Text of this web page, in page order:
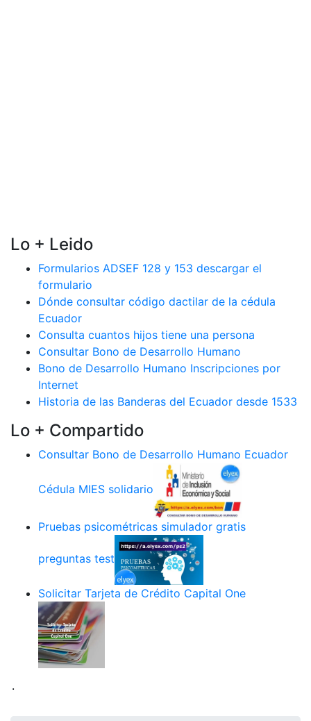
Lo + Leido
Formularios ADSEF 128 y 153 descargar el
formulario
Dónde consultar código dactilar de la cédula
Ecuador
Consulta cuantos hijos tiene una persona
Consultar Bono de Desarrollo Humano
Bono de Desarrollo Humano Inscripciones por
Internet
Historia de las Banderas del Ecuador desde 1533
Lo + Compartido
Consultar Bono de Desarrollo Humano Ecuador
Cédula MIES solidario
Pruebas psicométricas simulador gratis
preguntas test
Solicitar Tarjeta de Crédito Capital One
.